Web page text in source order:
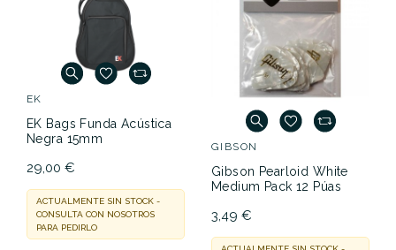
GIBSON
Gibson Pearloid White
Medium Pack 12 Púas
3,49 €
FENDER
Fender FE610 Funda
37,99 €
ENTREGA EN 24/48 HORAS